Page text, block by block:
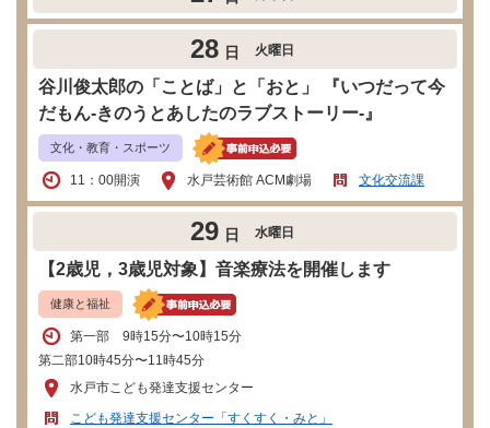
28 日 火曜日
谷川俊太郎の「ことば」と「おと」 『いつだって今
だもん-きのうとあしたのラブストーリー-』
文化・教育・スポーツ
11：00開演 水戸芸術館 ACM劇場 文化交流課
29 日 水曜日
【2歳児，3歳児対象】音楽療法を開催します
健康と福祉
第一部 9時15分〜10時15分
第二部10時45分〜11時45分
水戸市こども発達支援センター
こども発達支援センター「すくすく・みと」